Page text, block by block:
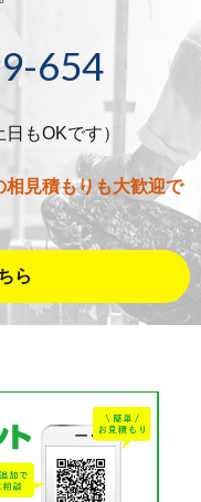
654
もOKです）
相見積もりも大歓迎で
ら